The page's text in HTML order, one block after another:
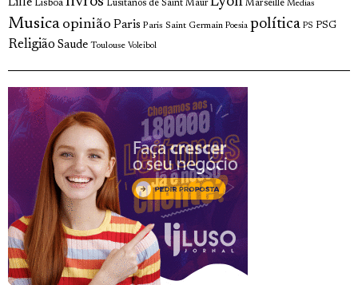
Lille Lisboa Lusitanos de Saint Maur Marseille Medias
Musica opinião Paris Paris Saint Germain Poesia política PS PSG
Religião Saude Toulouse Voleibol